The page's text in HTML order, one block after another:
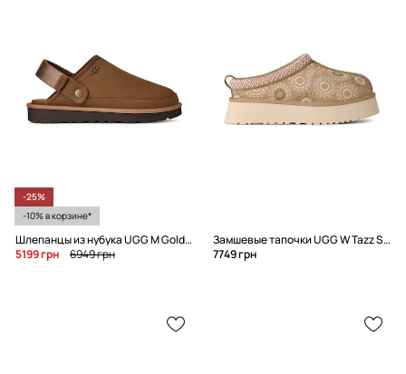
-25%
-10% в корзине*
Шлепанцы из нубука UGG M Goldencoast Clog II Nubuck
5199 грн
6949 грн
Замшевые тапочки UGG W Tazz Sun Stitch
7749 грн